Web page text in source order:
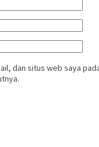
dan situs web saya